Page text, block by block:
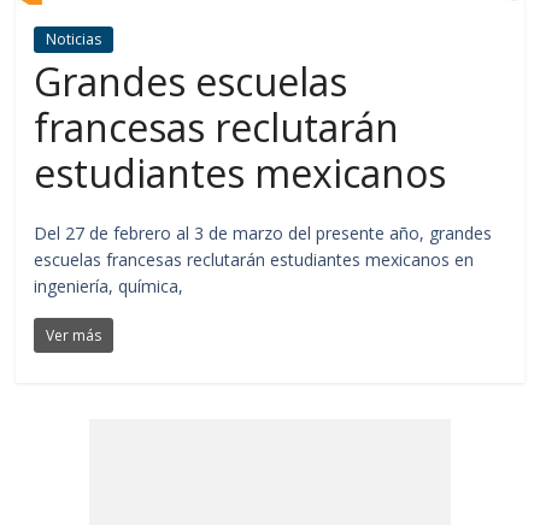
Noticias
Grandes escuelas
francesas reclutarán
estudiantes mexicanos
Del 27 de febrero al 3 de marzo del presente año, grandes
escuelas francesas reclutarán estudiantes mexicanos en
ingeniería, química,
Ver más